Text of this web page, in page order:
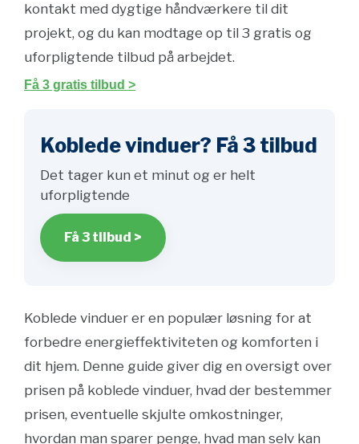
kontakt med dygtige håndværkere til dit
projekt, og du kan modtage op til 3 gratis og
uforpligtende tilbud på arbejdet.
Få 3 gratis tilbud >
Koblede vinduer? Få 3 tilbud
Det tager kun et minut og er helt
uforpligtende
Få 3 tilbud >
Koblede vinduer er en populær løsning for at
forbedre energieffektiviteten og komforten i
dit hjem. Denne guide giver dig en oversigt over
prisen på koblede vinduer, hvad der bestemmer
prisen, eventuelle skjulte omkostninger,
hvordan man sparer penge, hvad man selv kan